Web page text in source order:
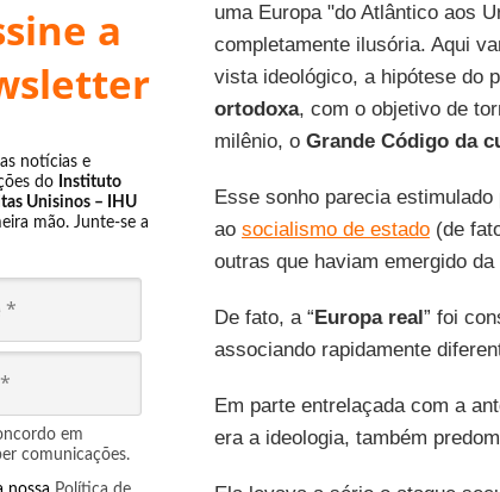
a
notícias e
do Instituto
Unisinos – IHU
mão. Junte-se a
em
comunicações.
uma Europa "do Atlântico aos
completamente ilusória. Aqui
vista ideológico, a hipótese do
ortodoxa, com o objetivo de
milênio, o Grande Código da
Esse sonho parecia
ao socialismo de estado(de
outras que haviam emergido
De fato, a “Europa real” foi
associando rapidamente
Em parte entrelaçada com a
era a ideologia, também